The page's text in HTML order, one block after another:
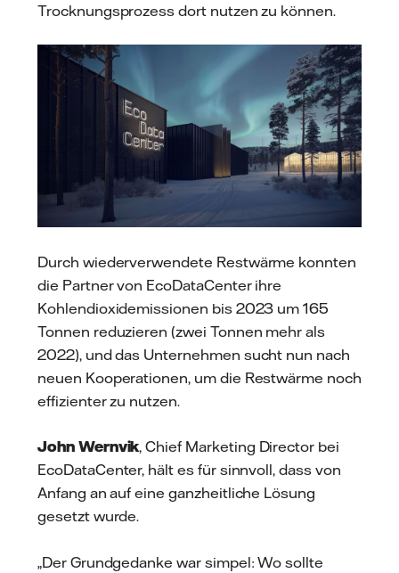
Trocknungsprozess dort nutzen zu können.
Durch wiederverwendete Restwärme konnten
die Partner von EcoDataCenter ihre
Kohlendioxidemissionen bis 2023 um 165
Tonnen reduzieren (zwei Tonnen mehr als
2022), und das Unternehmen sucht nun nach
neuen Kooperationen, um die Restwärme noch
effizienter zu nutzen.
John Wernvik, Chief Marketing Director bei
EcoDataCenter, hält es für sinnvoll, dass von
Anfang an auf eine ganzheitliche Lösung
gesetzt wurde.
„Der Grundgedanke war simpel: Wo sollte